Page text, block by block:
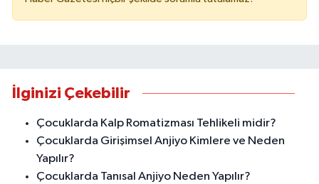
İlginizi Çekebilir
Çocuklarda Kalp Romatizması Tehlikeli midir?
Çocuklarda Girişimsel Anjiyo Kimlere ve Neden
Yapılır?
Çocuklarda Tanısal Anjiyo Neden Yapılır?